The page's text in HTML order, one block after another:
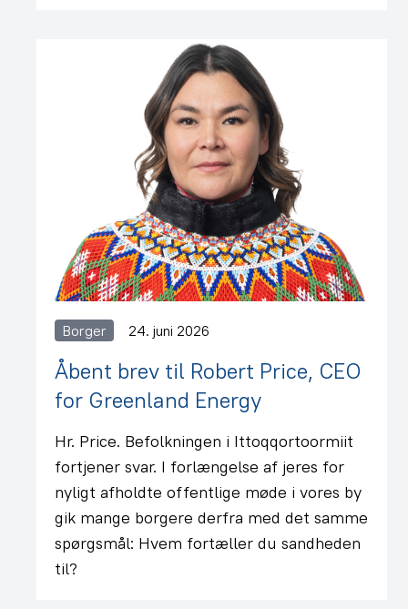
Borger 24. juni 2026
Åbent brev til Robert Price, CEO
for Greenland Energy
Hr. Price. Befolkningen i Ittoqqortoormiit
fortjener svar. I forlængelse af jeres for
nyligt afholdte offentlige møde i vores by
gik mange borgere derfra med det samme
spørgsmål: Hvem fortæller du sandheden
til?